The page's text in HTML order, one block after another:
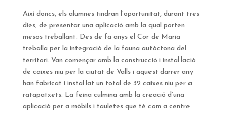
Així doncs, els alumnes tindran l’oportunitat, durant tres
dies, de presentar una aplicació amb la qual porten
mesos treballant. Des de fa anys el Cor de Maria
treballa per la integració de la fauna autòctona del
territori. Van començar amb la construcció i instal·lació
de caixes niu per la ciutat de Valls i aquest darrer any
han fabricat i instal·lat un total de 32 caixes niu per a
ratapatxets. La feina culmina amb la creació d’una
aplicació per a mòbils i tauletes que té com a centre